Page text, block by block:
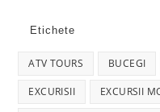
Etichete
ATV TOURS BUCEGI
EXCURISII EXCURSII